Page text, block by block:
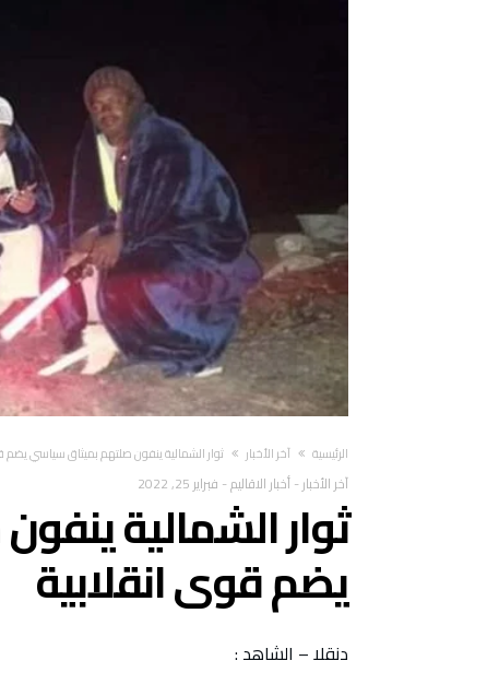
‫الرئيسية‬ آخر الأخبار ثوار الشمالية ينفون صلتهم بميثاق سياسي يضم
آخر الأخبار-أخبار الاقاليم- فبراير 25, 2022
ثوار الشمالية
يضم قوى انقلابية
دنقلا – الشاهد :